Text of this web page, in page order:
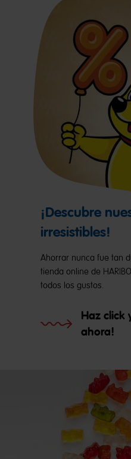
¡Descubre
irresistibles!
Ahorrar nunca fue tan
tienda online de
todos los gustos.
Haz click
ahora!